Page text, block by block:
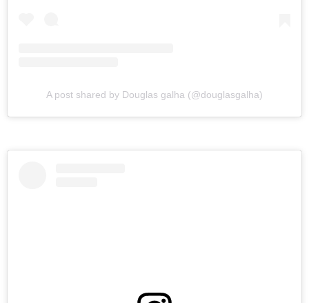
A post shared by Douglas galha (@douglasgalha)